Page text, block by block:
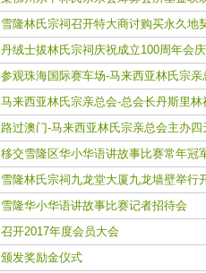
雪隆林氏宗祠召开特大商讨购买永久地
丹绒士拔林氏宗祠庆祝成立100周年会
参观珠海国际赛车场-马来西亚林氏宗
马来西亚林氏宗亲总会-总会长丹斯里
路过澳门-马来西亚林氏宗亲总会主办
移交雪隆区华小华语讲故事比赛常年冠
雪隆林氏宗祠九龙堂大厦九龙墙壁举行
雪隆华小华语讲故事比赛记者招待会
召开2017年度会员大会
颁发奖励金仪式